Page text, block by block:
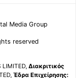
Media Group
reserved
LIMITED, Διακριτικός
Έδρα Επιχείρησης: